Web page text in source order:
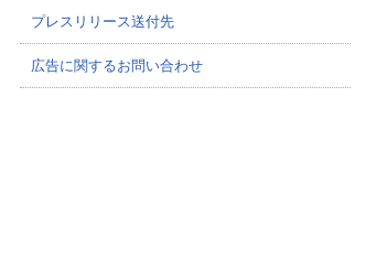
プレスリリース送付先
広告に関するお問い合わせ